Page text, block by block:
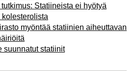
Statiineista ei hyötyä
myöntää statiinien aiheuttavan
suunnatut statiinit